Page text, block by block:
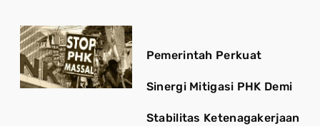
Pemerintah Perkuat
Sinergi Mitigasi PHK Demi
Stabilitas Ketenagakerjaan